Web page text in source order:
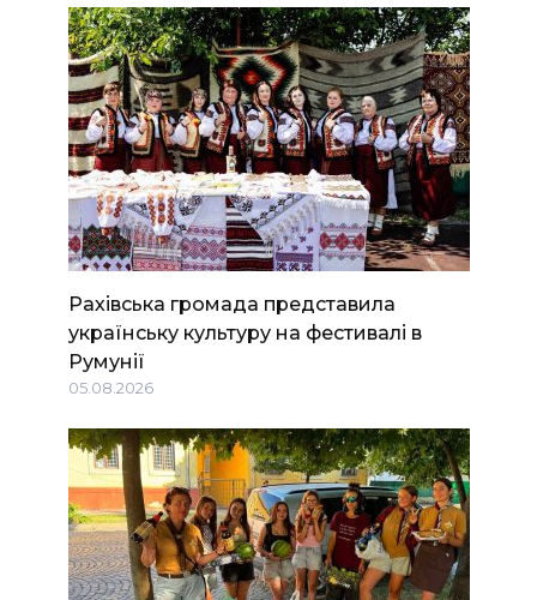
Рахівська громада представила
українську культуру на фестивалі в
Румунії
05.08.2026